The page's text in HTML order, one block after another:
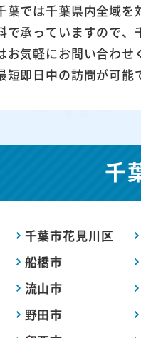
葉では千葉県内全域を
で承っていますので
お気軽にお問い合わ
即日中の訪問が可能
千
千葉市花見川区
船橋市
流山市
野田市